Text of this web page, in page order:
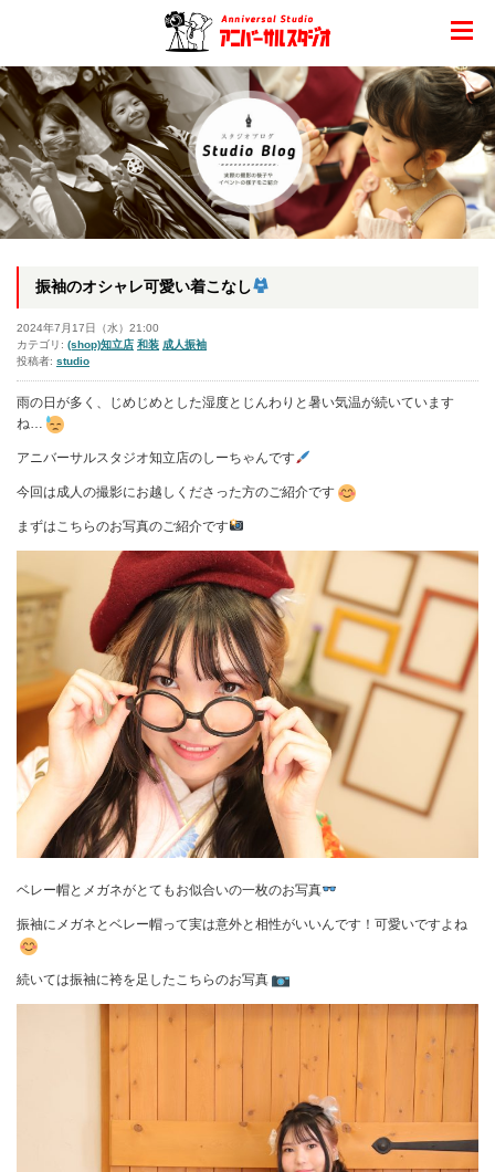
振袖のオシャレ可愛い着こなし
2024年7月17日（水）21:00
カテゴリ: (shop)知立店 和装 成人振袖
投稿者: studio
雨の日が多く、じめじめとした湿度とじんわりと暑い気温が続いています
ね…
アニバーサルスタジオ知立店のしーちゃんです
今回は成人の撮影にお越しくださった方のご紹介です
まずはこちらのお写真のご紹介です
ベレー帽とメガネがとてもお似合いの一枚のお写真
振袖にメガネとベレー帽って実は意外と相性がいいんです！可愛いですよね
続いては振袖に袴を足したこちらのお写真